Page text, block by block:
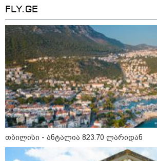
ყველაზე კარგი/
2026 წლის
ავტომობილები -
რეიტინგი
აფრიკის
FLY.GE
თბილისი - ანტალია 823.70 ლარიდან